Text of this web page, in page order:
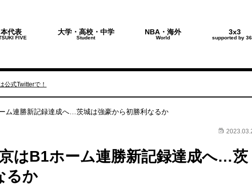
本代表
FIVE
大学・高校・中学
Student
NBA・海外
World
3x3
supported by
公式Twitterで！
ム連勝新記録達成へ…茨城は強豪から初勝利なるか
はB1ホーム連勝新記録達成へ…茨
るか